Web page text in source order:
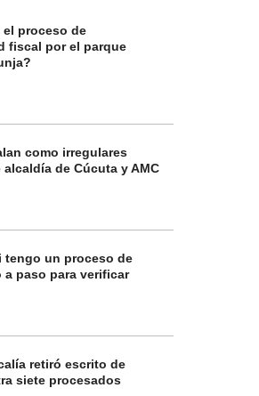
el proceso de
fiscal por el parque
como irregulares
de Cúcuta y AMC
tengo un proceso de
a paso para verificar
retiró escrito de
siete procesados